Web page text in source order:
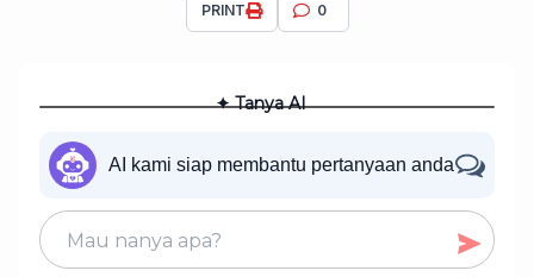
PRINT 0
✦ Tanya AI
AI kami siap membantu pertanyaan anda